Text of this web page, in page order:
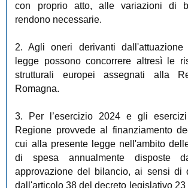
con proprio atto, alle variazioni di
rendono necessarie.
2. Agli oneri derivanti dall'attuazione
legge possono concorrere altresì le
strutturali europei assegnati alla
Romagna.
3. Per l’esercizio 2024 e gli
Regione provvede al finanziamento
cui alla presente legge nell'ambito
di spesa annualmente disposte
approvazione del bilancio, ai sensi di
dall'articolo 38 del decreto legislativo 23